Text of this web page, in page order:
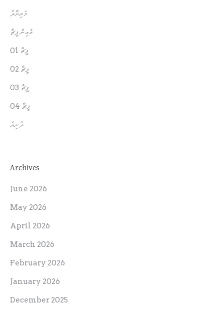
މަރިޔާދު
މެއިން ފީޗާ
ފީޗާ 01
ފީޗާ 02
ފީޗާ 03
ފީޗާ 04
ދުނިޔެ
Archives
June 2026
May 2026
April 2026
March 2026
February 2026
January 2026
December 2025